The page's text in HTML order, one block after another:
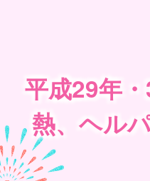
平成29年
熱、ヘル